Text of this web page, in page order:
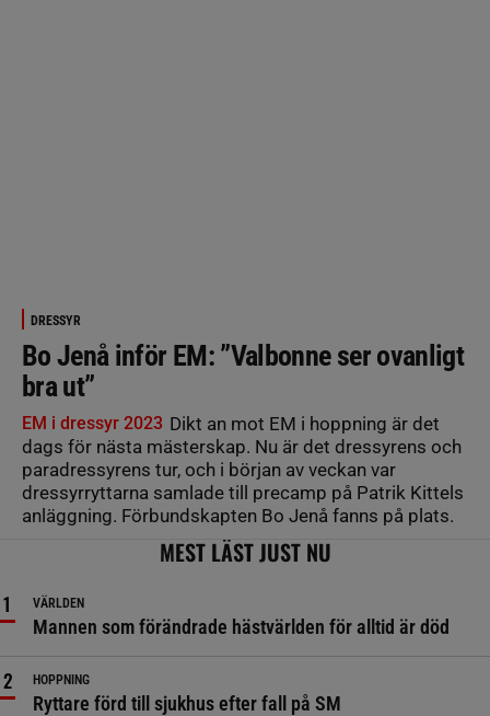
DRESSYR
Bo Jenå inför EM: ”Valbonne ser ovanligt
bra ut”
EM i dressyr 2023 Dikt an mot EM i hoppning är det
dags för nästa mästerskap. Nu är det dressyrens och
paradressyrens tur, och i början av veckan var
dressyrryttarna samlade till precamp på Patrik Kittels
anläggning. Förbundskapten Bo Jenå fanns på plats.
MEST LÄST JUST NU
VÄRLDEN
Mannen som förändrade hästvärlden för alltid är död
HOPPNING
Ryttare förd till sjukhus efter fall på SM